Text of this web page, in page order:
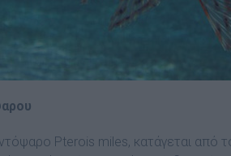
Pterois miles, κατάγεται από